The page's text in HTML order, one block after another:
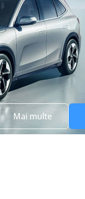
Mai multe